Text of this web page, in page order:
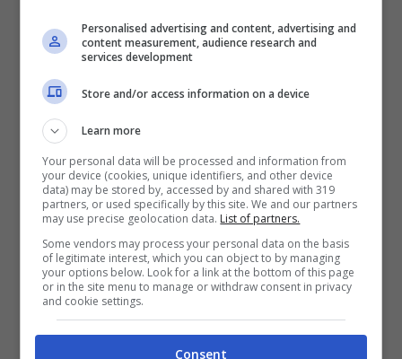
Draghi lavora col favore delle
tenebre? Una nuova strategia di
comunicazione
Personalised advertising and content, advertising and
content measurement, audience research and
services development
Store and/or access information on a device
Learn more
Your personal data will be processed and information from
your device (cookies, unique identifiers, and other device
data) may be stored by, accessed by and shared with 319
partners, or used specifically by this site. We and our partners
may use precise geolocation data. List of partners.
Some vendors may process your personal data on the basis
of legitimate interest, which you can object to by managing
your options below. Look for a link at the bottom of this page
or in the site menu to manage or withdraw consent in privacy
and cookie settings.
Consent